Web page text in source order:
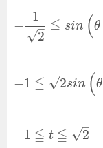
−
1
2
–
√ ≦ sin (θ
−1 ≦ 2
–
√ sin (θ
−1 ≦ t ≦ 2
–
√